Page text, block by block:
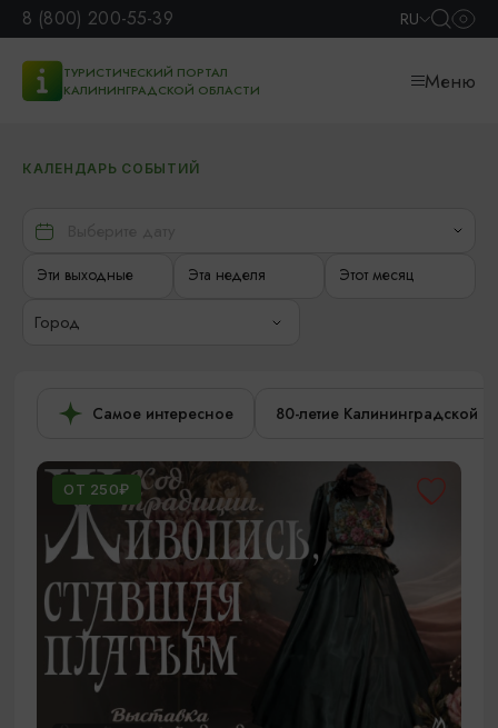
8 (800) 200-55-39 RU
ТУРИСТИЧЕСКИЙ ПОРТАЛ
КАЛИНИНГРАДСКОЙ ОБЛАСТИ
Меню
КАЛЕНДАРЬ СОБЫТИЙ
Эти выходные Эта неделя Этот месяц
Город
Самое интересное 80-летие Калининградской
ОТ 250₽